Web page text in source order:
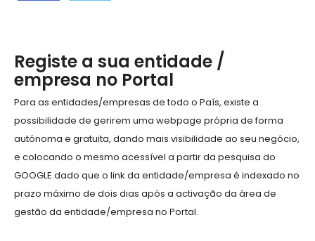
Registe a sua entidade /
empresa no Portal
Para as entidades/empresas de todo o País, existe a
possibilidade de gerirem uma webpage própria de forma
autónoma e gratuita, dando mais visibilidade ao seu negócio,
e colocando o mesmo acessível a partir da pesquisa do
GOOGLE dado que o link da entidade/empresa é indexado no
prazo máximo de dois dias após a activação da área de
gestão da entidade/empresa no Portal.